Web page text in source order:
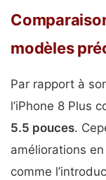
modèles
Par rapport à
l’iPhone 8 Plus
5.5 pouces.
améliorations
comme